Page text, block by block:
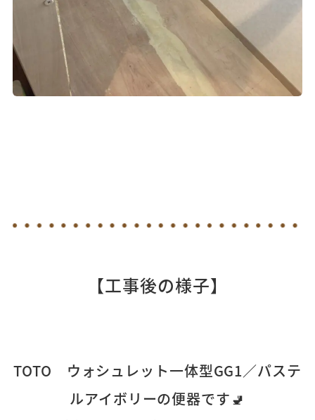
【工事後の様子】
TOTO ウォシュレット一体型GG1／パステ
ルアイボリーの便器です🚽